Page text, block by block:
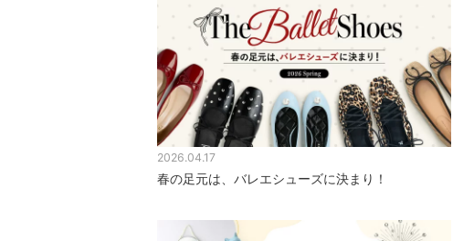
2026.04.17
春の足元は、バレエシューズに決まり！